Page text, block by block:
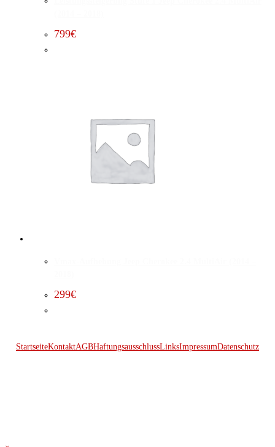
799€
299€
StartseiteKontaktAGBHaftungsausschlussLinksImpressumDatenschutz